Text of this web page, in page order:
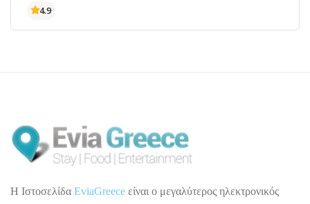
H Ιστοσελίδα EviaGreece είναι ο μεγαλύτερος ηλεκτρονικός